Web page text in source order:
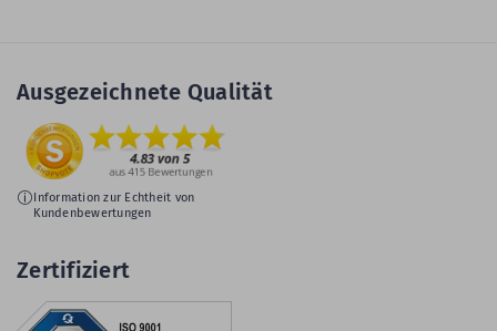
Ausgezeichnete Qualität
Information zur Echtheit von
Kundenbewertungen
Zertifiziert